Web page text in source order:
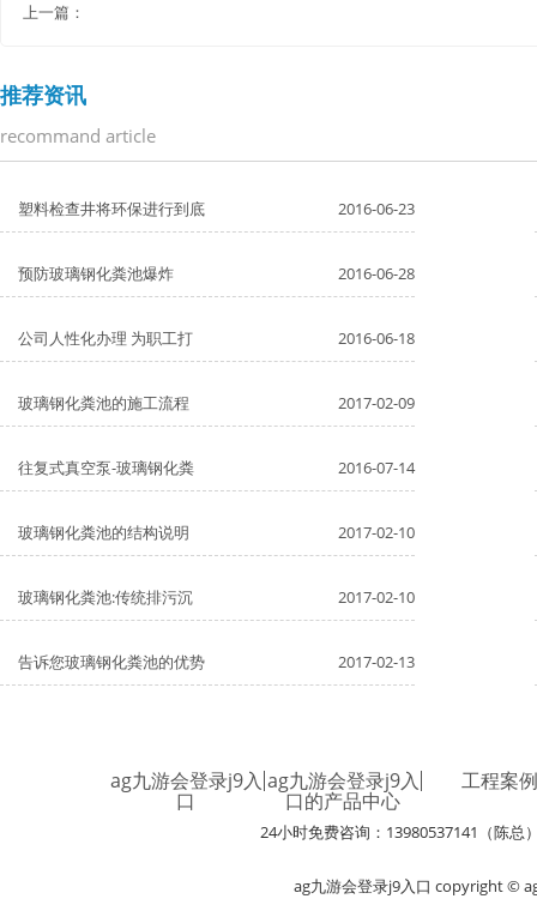
上一篇：
推荐资讯
recommand article
塑料检查井将环保进行到底 2016-06-23
预防玻璃钢化粪池爆炸 2016-06-28
公司人性化办理 为职工打 2016-06-18
玻璃钢化粪池的施工流程 2017-02-09
往复式真空泵-玻璃钢化粪 2016-07-14
玻璃钢化粪池的结构说明 2017-02-10
玻璃钢化粪池:传统排污沉 2017-02-10
告诉您玻璃钢化粪池的优势 2017-02-13
ag九游会登录j9入
口
ag九游会登录j9入
口的产品中心
工程案例
24小时免费咨询：13980537141（陈总
ag九游会登录j9入口 copyright ©